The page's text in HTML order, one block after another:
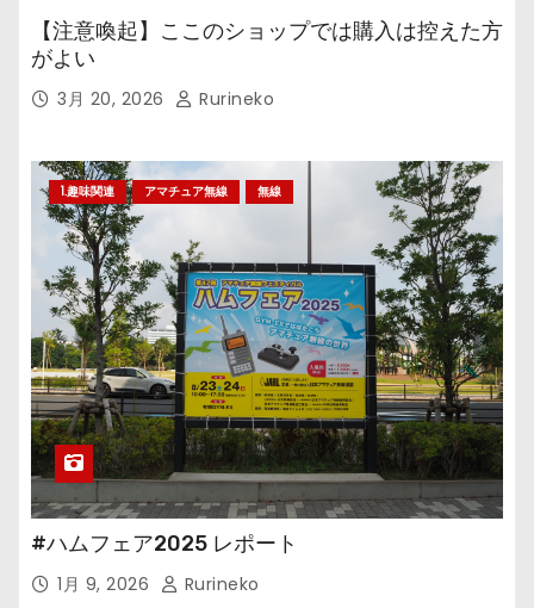
【注意喚起】ここのショップでは購入は控えた方
がよい
3月 20, 2026 Rurineko
1.趣味関連 アマチュア無線 無線
#ハムフェア2025 レポート
1月 9, 2026 Rurineko